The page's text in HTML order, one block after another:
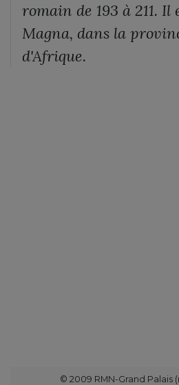
romain de 193 à 211.
Magna, dans la
d'Afrique.
© 2009 RMN-Grand Palais